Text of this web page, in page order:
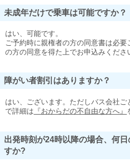
未成年だけで乗車は可能ですか？
はい、可能です。
ご予約時に親権者の方の同意書は必
の方の同意を得た上でお申込みくださ
障がい者割引はありますか？
はい、ございます。ただしバス会社
で詳細は 『おからだの不自由な方へ』
出発時刻が24時以降の場合、何
すか?